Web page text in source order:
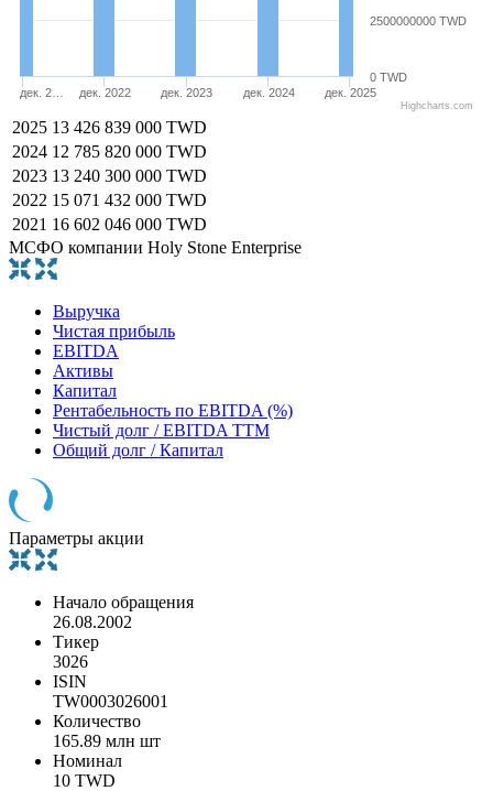
дек. 2… дек. 2022 дек. 2023 дек. 2024 дек. 2025
0 TWD
2500000000 TWD
Highcharts.com
2025 13 426 839 000 TWD
2024 12 785 820 000 TWD
2023 13 240 300 000 TWD
2022 15 071 432 000 TWD
2021 16 602 046 000 TWD
МСФО компании Holy Stone Enterprise
Выручка
Чистая прибыль
EBITDA
Активы
Капитал
Рентабельность по EBITDA (%)
Чистый долг / EBITDA TTM
Общий долг / Капитал
Параметры акции
Начало обращения
26.08.2002
Тикер
3026
ISIN
TW0003026001
Количество
165.89 млн шт
Номинал
10 TWD